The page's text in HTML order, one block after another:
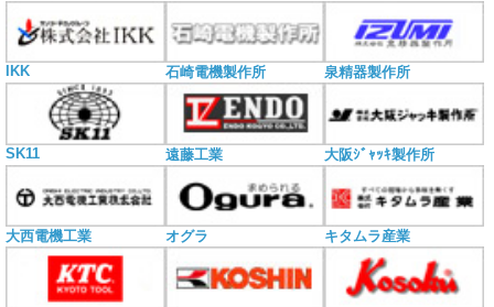
IKK 石崎電機製作所 泉精器製作所
SK11 遠藤工業 大阪ｼﾞｬｯｷ製作所
大西電機工業 オグラ キタムラ産業